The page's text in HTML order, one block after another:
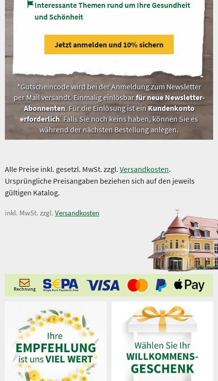
Interessante Themen rund um Ihre Gesundheit
und Schönheit
Jetzt anmelden und 10% sichern
*Gutscheincode wird bei der Anmeldung zum Newsletter
per Mail versandt. Einmalig einlösbarfür neue Newsletter-
Abonnenten. Für die Einlösung ist ein Kundenkonto
erforderlich. Falls Sie noch keins haben, können Sie es
während der nächsten Bestellung anlegen.
Alle Preise inkl. gesetzl. MwSt. zzgl. Versandkosten.
Ursprüngliche Preisangaben beziehen sich auf den jeweils
gültigen Katalog.
inkl. MwSt. zzgl. Versandkosten
Rechnung